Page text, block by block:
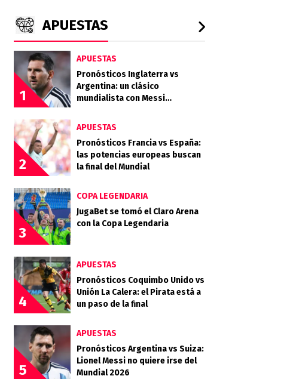
APUESTAS
1
APUESTAS
Pronósticos Inglaterra vs
Argentina: un clásico
mundialista con Messi
2
APUESTAS
Pronósticos Francia vs España:
las potencias europeas buscan
la final del Mundial
3
COPA LEGENDARIA
JugaBet se tomó el Claro Arena
con la Copa Legendaria
4
APUESTAS
Pronósticos Coquimbo Unido vs
Unión La Calera: el Pirata está a
un paso de la final
5
APUESTAS
Pronósticos Argentina vs Suiza:
Lionel Messi no quiere irse del
Mundial 2026